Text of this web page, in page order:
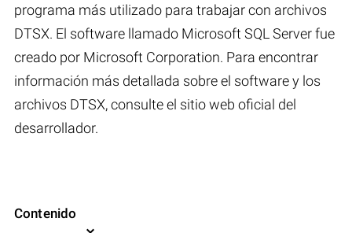
programa más utilizado para trabajar con archivos
DTSX. El software llamado Microsoft SQL Server fue
creado por Microsoft Corporation. Para encontrar
información más detallada sobre el software y los
archivos DTSX, consulte el sitio web oficial del
desarrollador.
Contenido